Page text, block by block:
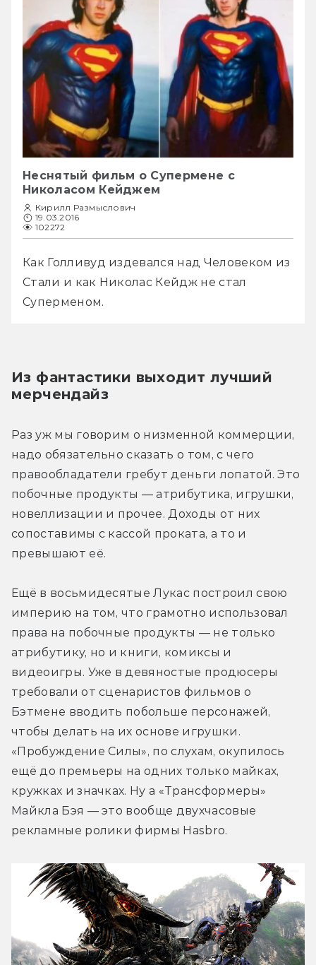
Неснятый фильм о Супермене с
Николасом Кейджем
Кирилл Размыслович
19.03.2016
102272
Как Голливуд издевался над Человеком из
Стали и как Николас Кейдж не стал
Суперменом.
Из фантастики выходит лучший
мерчендайз
Раз уж мы говорим о низменной коммерции,
надо обязательно сказать о том, с чего
правообладатели гребут деньги лопатой. Это
побочные продукты — атрибутика, игрушки,
новеллизации и прочее. Доходы от них
сопоставимы с кассой проката, а то и
превышают её.
Ещё в восьмидесятые Лукас построил свою
империю на том, что грамотно использовал
права на побочные продукты — не только
атрибутику, но и книги, комиксы и
видеоигры. Уже в девяностые продюсеры
требовали от сценаристов фильмов о
Бэтмене вводить побольше персонажей,
чтобы делать на их основе игрушки.
«Пробуждение Силы», по слухам, окупилось
ещё до премьеры на одних только майках,
кружках и значках. Ну а «Трансформеры»
Майкла Бэя — это вообще двухчасовые
рекламные ролики фирмы Hasbro.